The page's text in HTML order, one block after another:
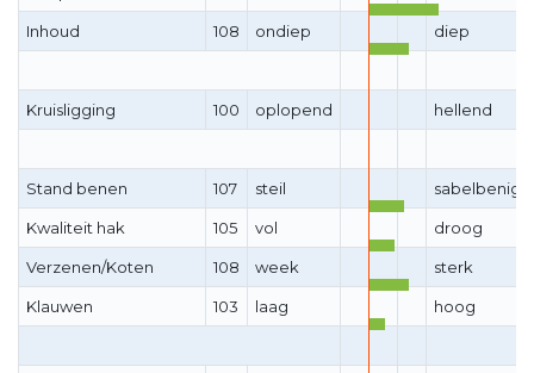
Inhoud 108 ondiep diep
Kruisligging 100 oplopend hellend
Stand benen 107 steil sabelbenig
Kwaliteit hak 105 vol droog
Verzenen/Koten 108 week sterk
Klauwen 103 laag hoog